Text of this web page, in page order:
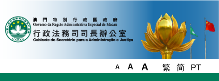
A A A 繁 简 PT